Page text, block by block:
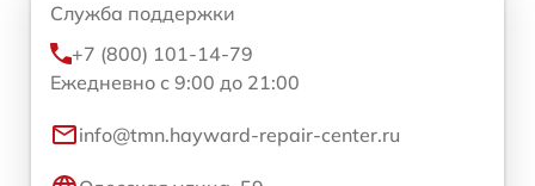
Служба поддержки
+7 (800) 101-14-79
Ежедневно с 9:00 до 21:00
info@tmn.hayward-repair-center.ru